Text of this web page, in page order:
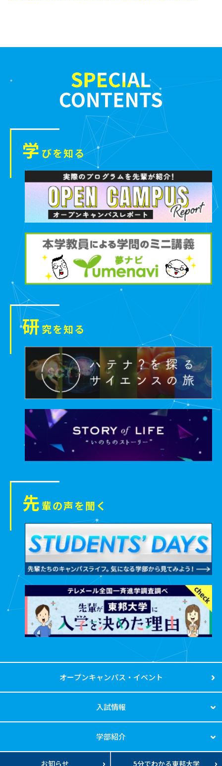
学 びを知る
研究を知る
先輩の声を聞く
オープンキャンパス・イベント
入試情報
学部紹介
お知らせ 5分でわかる東邦大学